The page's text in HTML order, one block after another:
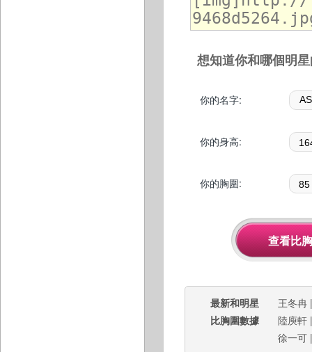
想知道你和哪個明
你的名字:
你的身高:
你的胸圍:
最新和明星
比胸圍數據
王冬冉
陸庾軒
徐一可